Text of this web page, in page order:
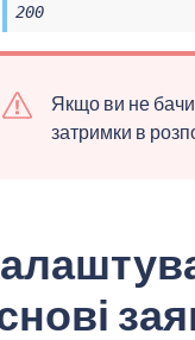
200
Якщо ви не
затримки в